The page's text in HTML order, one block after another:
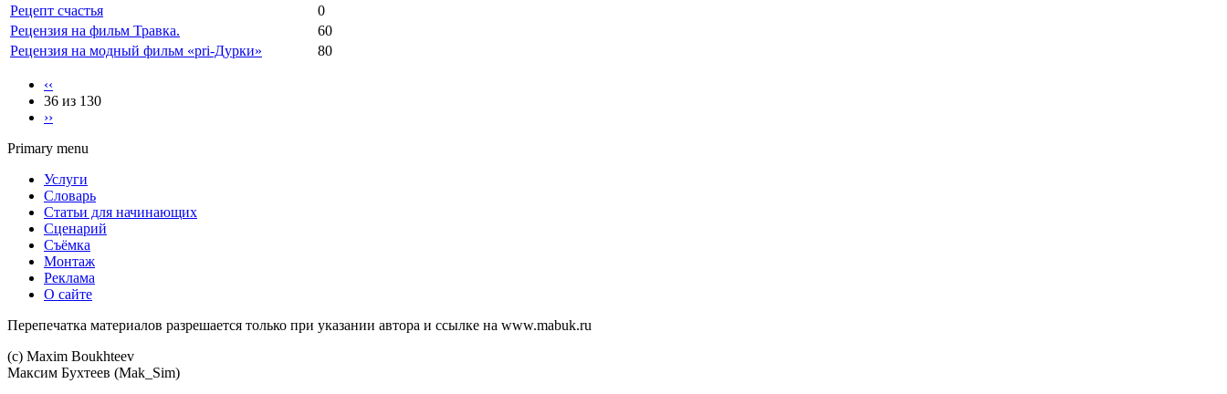
Рецепт счастья
0
Рецензия на фильм Травка.
60
Рецензия на модный фильм «pri-Дурки»
80
‹‹
36 из 130
››
Primary menu
Услуги
Словарь
Статьи для начинающих
Сценарий
Съёмка
Монтаж
Реклама
О сайте
Перепечатка материалов разрешается только при указании автора и ссылке на www.mabuk.ru
(c) Maхim Boukhteev
Максим Бухтеев (Mak_Sim)